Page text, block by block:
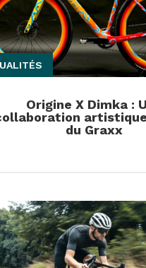
Origine X Dimka :
du Graxx